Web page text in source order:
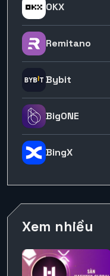
OKX
Remitano
Bybit
BigONE
BingX
Xem nhiều